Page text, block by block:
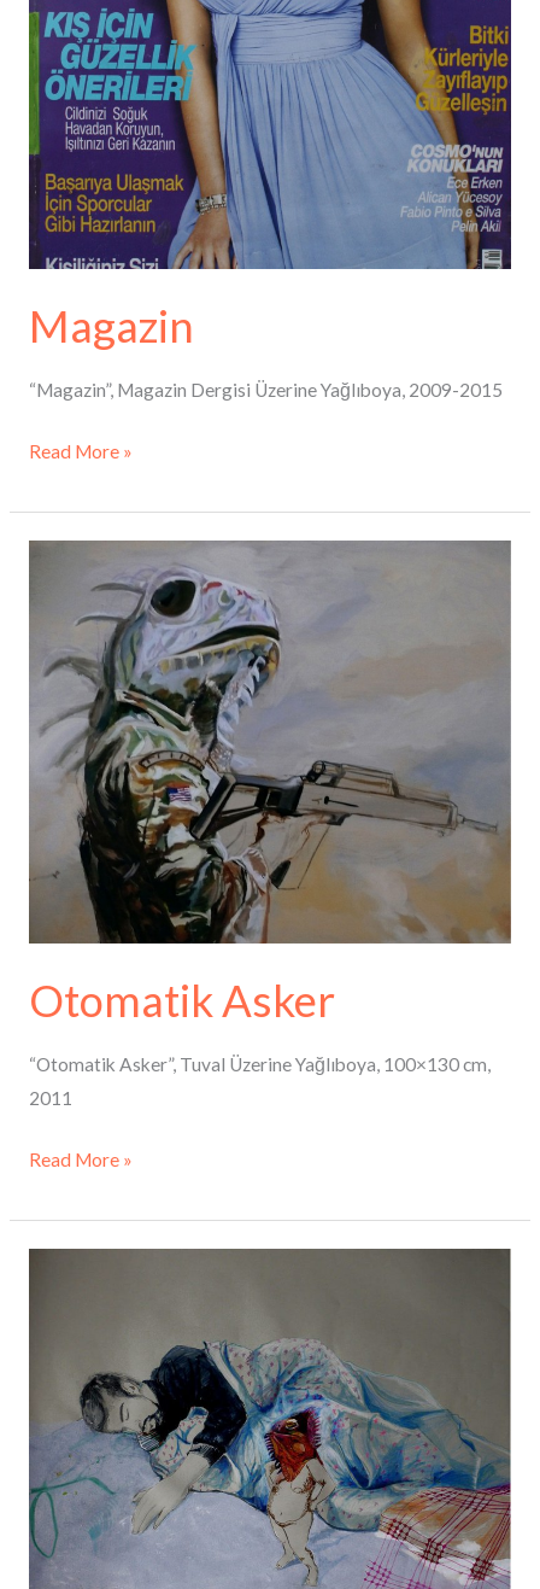
Magazin
“Magazin”, Magazin Dergisi Üzerine Yağlıboya, 2009-2015
Read More »
Otomatik Asker
“Otomatik Asker”, Tuval Üzerine Yağlıboya, 100×130 cm,
2011
Read More »